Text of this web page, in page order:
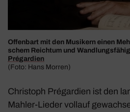
Offen­bart mit den Musi­kern einen
schem Reichtum und
Prégar­dien
(Foto: Hans Morren)
Chris­toph Prégar­dien ist den
Mahler-Lieder vollauf